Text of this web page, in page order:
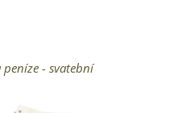
- svatební
- svatební
- svatební